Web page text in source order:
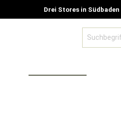
Drei Stores in Südbaden